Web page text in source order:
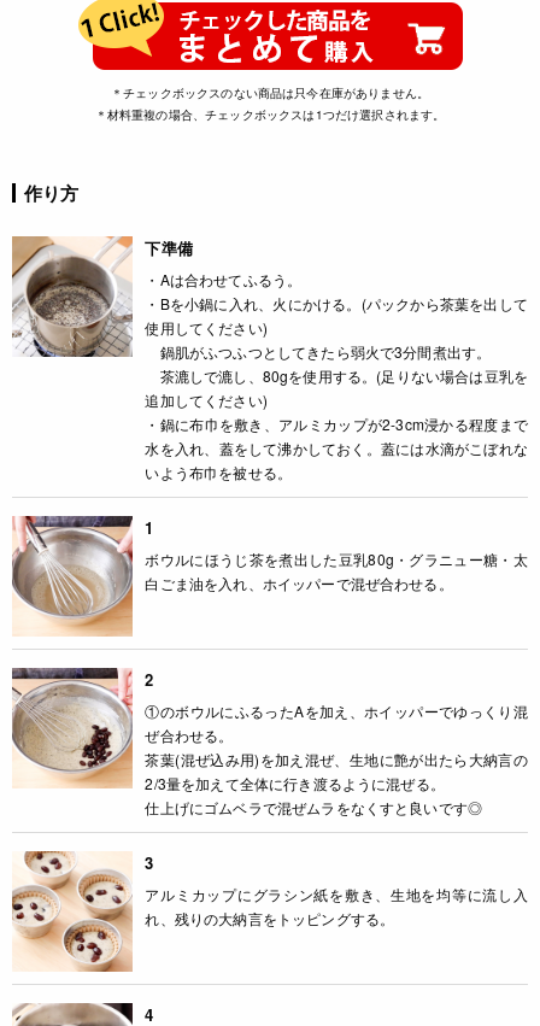
＊チェックボックスのない商品は只今在庫がありません。
＊材料重複の場合、チェックボックスは1つだけ選択されます。
作り方
下準備
・Aは合わせてふるう。
・Bを小鍋に入れ、火にかける。(パックから茶葉を出して
使用してください)
鍋肌がふつふつとしてきたら弱火で3分間煮出す。
茶漉しで漉し、80gを使用する。(足りない場合は豆乳を
追加してください)
・鍋に布巾を敷き、アルミカップが2-3cm浸かる程度まで
水を入れ、蓋をして沸かしておく。蓋には水滴がこぼれな
いよう布巾を被せる。
1
ボウルにほうじ茶を煮出した豆乳80g・グラニュー糖・太
白ごま油を入れ、ホイッパーで混ぜ合わせる。
2
①のボウルにふるったAを加え、ホイッパーでゆっくり混
ぜ合わせる。
茶葉(混ぜ込み用)を加え混ぜ、生地に艶が出たら大納言の
2/3量を加えて全体に行き渡るように混ぜる。
仕上げにゴムベラで混ぜムラをなくすと良いです◎
3
アルミカップにグラシン紙を敷き、生地を均等に流し入
れ、残りの大納言をトッピングする。
4